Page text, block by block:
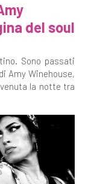
del soul
Sono passati
Amy Winehouse,
la notte tra